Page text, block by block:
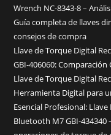
Wrench NC-8343-8 –
Guía completa de llaves
consejos de compra
Llave de Torque Digital
GBI-406060:
Llave de Torque Digital
Herramienta Digital para
Esencial Profesional:
Bluetooth M7 GBI-